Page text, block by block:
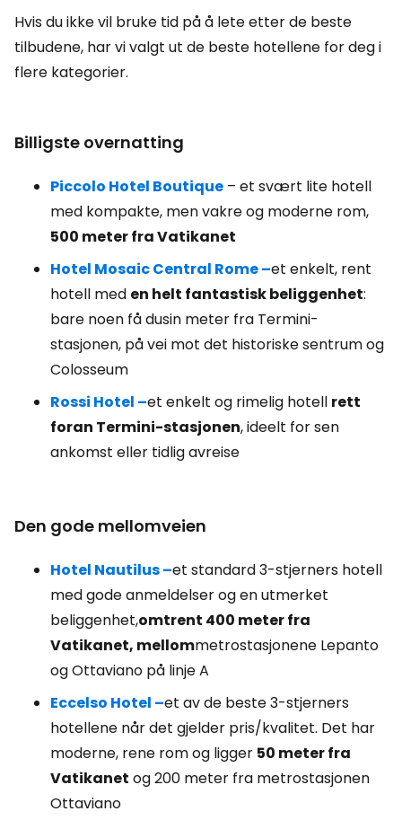
Hvis du ikke vil bruke tid på å lete etter de beste
tilbudene, har vi valgt ut de beste hotellene for deg i
flere kategorier.
Billigste overnatting
Piccolo Hotel Boutique – et svært lite hotell
med kompakte, men vakre og moderne rom,
500 meter fra Vatikanet
Hotel Mosaic Central Rome –et enkelt, rent
hotell med en helt fantastisk beliggenhet:
bare noen få dusin meter fra Termini-
stasjonen, på vei mot det historiske sentrum og
Colosseum
Rossi Hotel –et enkelt og rimelig hotell rett
foran Termini-stasjonen, ideelt for sen
ankomst eller tidlig avreise
Den gode mellomveien
Hotel Nautilus –et standard 3-stjerners hotell
med gode anmeldelser og en utmerket
beliggenhet,omtrent 400 meter fra
Vatikanet, mellommetrostasjonene Lepanto
og Ottaviano på linje A
Eccelso Hotel –et av de beste 3-stjerners
hotellene når det gjelder pris/kvalitet. Det har
moderne, rene rom og ligger 50 meter fra
Vatikanet og 200 meter fra metrostasjonen
Ottaviano